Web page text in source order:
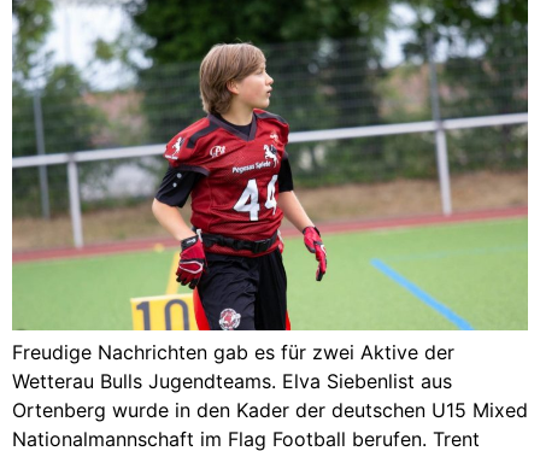
Freudige Nachrichten gab es für zwei Aktive der
Wetterau Bulls Jugendteams. Elva Siebenlist aus
Ortenberg wurde in den Kader der deutschen U15 Mixed
Nationalmannschaft im Flag Football berufen. Trent